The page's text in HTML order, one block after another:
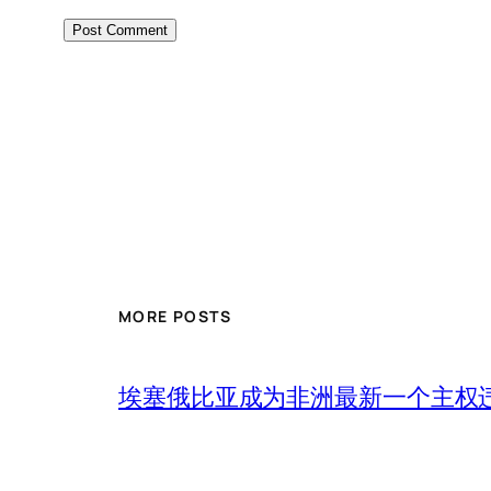
MORE POSTS
埃塞俄比亚成为非洲最新一个主权